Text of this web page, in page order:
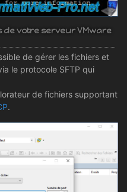
de votre serveur VMware
de gérer les fichiers et
le protocole SFTP qui
de fichiers supportant
.